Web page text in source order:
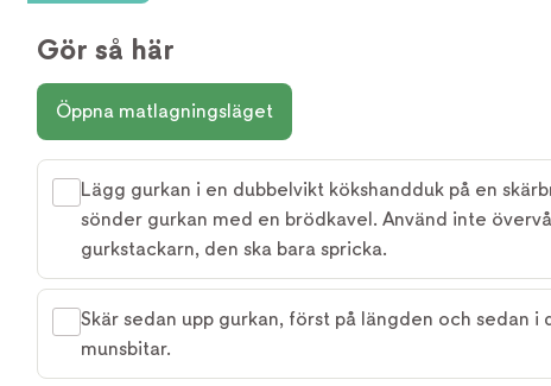
Gör så här
Öppna matlagningsläget
Lägg gurkan i en dubbelvikt kökshandduk på en
sönder gurkan med en brödkavel. Använd inte
gurkstackarn, den ska bara spricka.
Skär sedan upp gurkan, först på längden och sedan i
munsbitar.